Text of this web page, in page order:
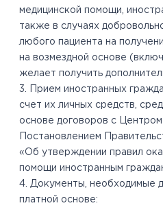
медицинской помощи,
также в случаях
любого пациента на
на возмездной основе
желает получить
3. Прием иностранных
счет их личных средств,
основе договоров с
Постановлением
«Об утверждении правил
помощи иностранным
4. Документы, необходимые
платной основе: